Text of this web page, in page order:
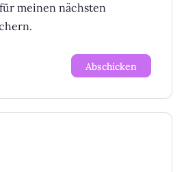
meinen nächsten